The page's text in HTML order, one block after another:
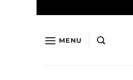
to
MENU